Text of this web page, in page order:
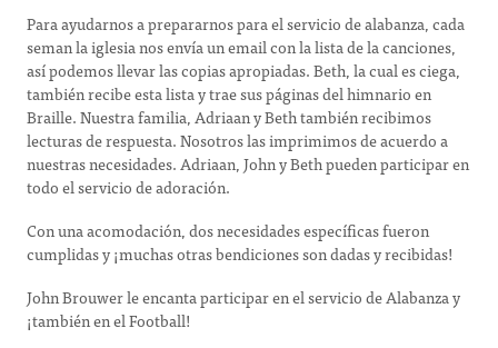
Para ayudarnos a prepararnos para el servicio de alabanza, cada
seman la iglesia nos envía un email con la lista de la canciones,
así podemos llevar las copias apropiadas. Beth, la cual es ciega,
también recibe esta lista y trae sus páginas del himnario en
Braille. Nuestra familia, Adriaan y Beth también recibimos
lecturas de respuesta. Nosotros las imprimimos de acuerdo a
nuestras necesidades. Adriaan, John y Beth pueden participar en
todo el servicio de adoración.
Con una acomodación, dos necesidades específicas fueron
cumplidas y ¡muchas otras bendiciones son dadas y recibidas!
John Brouwer le encanta participar en el servicio de Alabanza y
¡también en el Football!